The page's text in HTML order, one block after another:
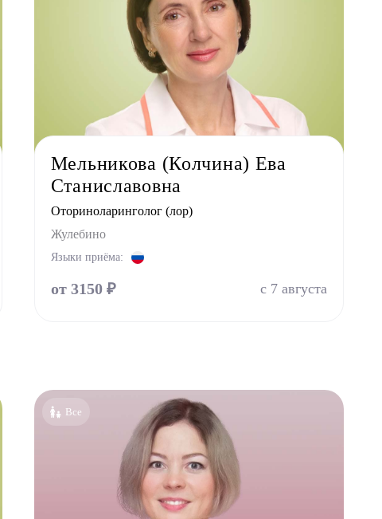
Мельникова (Колчина) Ева
Станиславовна
Оториноларинголог (лор)
Жулебино
Языки приёма:
от 3150 ₽ с 7 августа
Все